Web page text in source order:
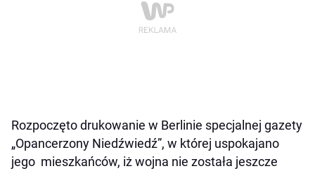
Rozpoczęto drukowanie w Berlinie specjalnej gazety
„Opancerzony Niedźwiedź”, w której uspokajano
jego mieszkańców, iż wojna nie została jeszcze